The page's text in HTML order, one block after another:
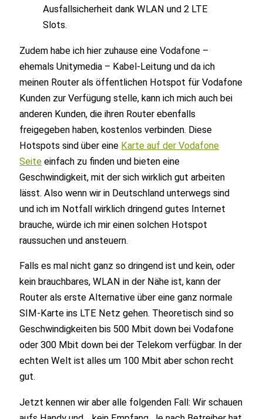
Ausfallsicherheit dank WLAN und 2 LTE
Slots.
Zudem habe ich hier zuhause eine Vodafone –
ehemals Unitymedia – Kabel-Leitung und da ich
meinen Router als öffentlichen Hotspot für Vodafone
Kunden zur Verfügung stelle, kann ich mich auch bei
anderen Kunden, die ihren Router ebenfalls
freigegeben haben, kostenlos verbinden. Diese
Hotspots sind über eine Karte auf der Vodafone
Seite einfach zu finden und bieten eine
Geschwindigkeit, mit der sich wirklich gut arbeiten
lässt. Also wenn wir in Deutschland unterwegs sind
und ich im Notfall wirklich dringend gutes Internet
brauche, würde ich mir einen solchen Hotspot
raussuchen und ansteuern.
Falls es mal nicht ganz so dringend ist und kein, oder
kein brauchbares, WLAN in der Nähe ist, kann der
Router als erste Alternative über eine ganz normale
SIM-Karte ins LTE Netz gehen. Theoretisch sind so
Geschwindigkeiten bis 500 Mbit down bei Vodafone
oder 300 Mbit down bei der Telekom verfügbar. In der
echten Welt ist alles um 100 Mbit aber schon recht
gut.
Jetzt kennen wir aber alle folgenden Fall: Wir schauen